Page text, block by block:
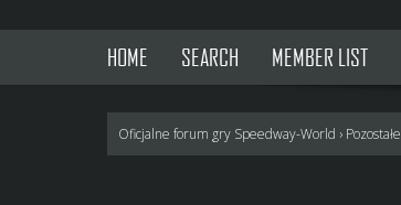
HOME SEARCH MEMBER LIST
Oficjalne forum gry Speedway-World › Pozostałe